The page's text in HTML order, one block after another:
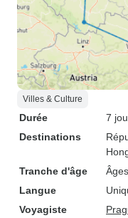
Villes & Culture
Durée
7
Destinations
Tranche d'âge
Langue
Voyagiste